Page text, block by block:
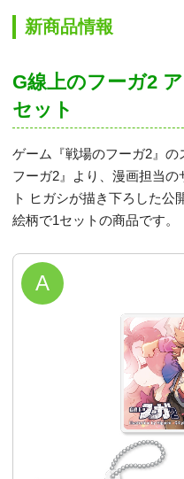
新商品情報
G線上のフーガ2
セット
ゲーム『戦場のフーガ2』
フーガ2』より、漫画担当
ト ヒガシが描き下ろした公
絵柄で1セットの商品です。
A